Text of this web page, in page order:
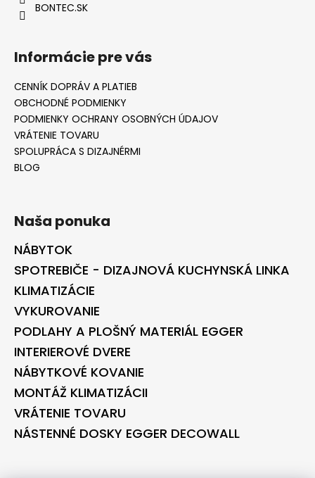
BONTEC.SK
Informácie pre vás
CENNÍK DOPRÁV A PLATIEB
OBCHODNÉ PODMIENKY
PODMIENKY OCHRANY OSOBNÝCH ÚDAJOV
VRÁTENIE TOVARU
SPOLUPRÁCA S DIZAJNÉRMI
BLOG
Naša ponuka
NÁBYTOK
SPOTREBIČE - DIZAJNOVÁ KUCHYNSKÁ LINKA
KLIMATIZÁCIE
VYKUROVANIE
PODLAHY A PLOŠNÝ MATERIÁL EGGER
INTERIEROVÉ DVERE
NÁBYTKOVÉ KOVANIE
MONTÁŽ KLIMATIZÁCII
VRÁTENIE TOVARU
NÁSTENNÉ DOSKY EGGER DECOWALL